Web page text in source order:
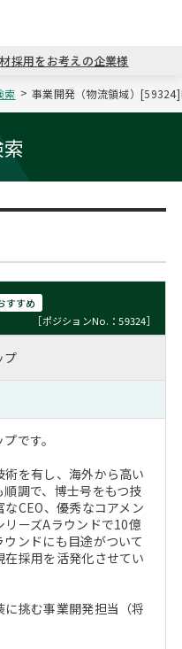
戻る
コンサ
戻る
キャリ
戻る
MBAの
おわり
戻る
日本か
戻る
パワー
採用をお考えの企業様
索 事業開発（物流領域）
すすめ
［ポジションNo.：59324］
プ
です。
を有し、海外から高い
調で、博士号をもつ技
CEO、優秀なコアメン
ーズAラウンドで10億
ンドにも目途がついて
採用を活発化させてい
挑む事業開発担当（将